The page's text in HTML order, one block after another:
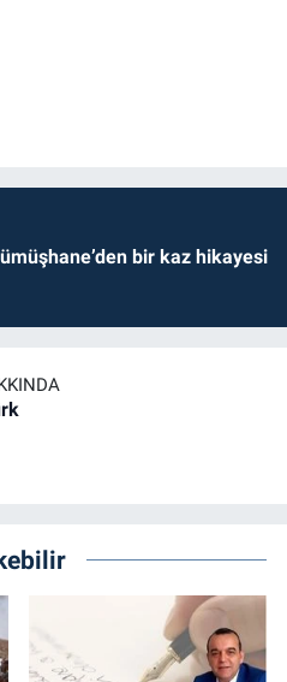
bir kaz hikayesi